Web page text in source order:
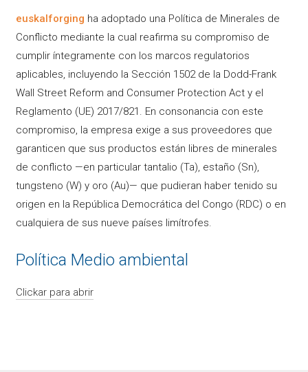
euskalforging ha adoptado una Política de Minerales de
Conflicto mediante la cual reafirma su compromiso de
cumplir íntegramente con los marcos regulatorios
aplicables, incluyendo la Sección 1502 de la Dodd-Frank
Wall Street Reform and Consumer Protection Act y el
Reglamento (UE) 2017/821. En consonancia con este
compromiso, la empresa exige a sus proveedores que
garanticen que sus productos están libres de minerales
de conflicto —en particular tantalio (Ta), estaño (Sn),
tungsteno (W) y oro (Au)— que pudieran haber tenido su
origen en la República Democrática del Congo (RDC) o en
cualquiera de sus nueve países limítrofes.
Política Medio ambiental
Clickar para abrir